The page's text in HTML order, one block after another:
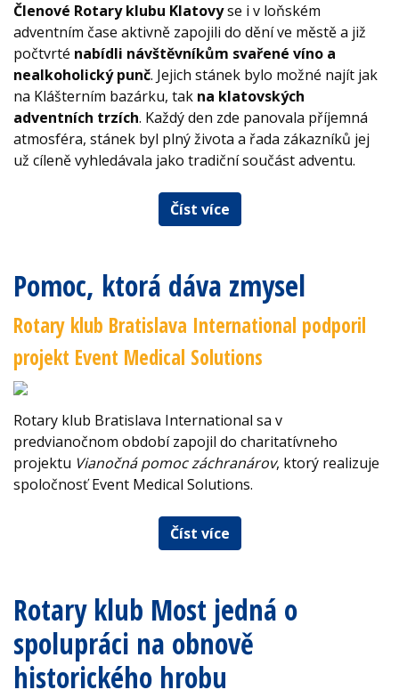
Členové Rotary klubu Klatovyse i v loňském
adventním čase aktivně zapojili do dění ve městě a již
počtvrté nabídli návštěvníkům svařené víno a
nealkoholický punč. Jejich stánek bylo možné najít jak
na Klášterním bazárku, tak na klatovských
adventních trzích. Každý den zde panovala příjemná
atmosféra, stánek byl plný života a řada zákazníků jej
už cíleně vyhledávala jako tradiční součást adventu.
Číst více
Pomoc, ktorá dáva zmysel
Rotary klub Bratislava International podporil
projekt Event Medical Solutions
Rotary klub Bratislava International sa v
predvianočnom období zapojil do charitatívneho
projektu Vianočná pomoc záchranárov, ktorý realizuje
spoločnosť Event Medical Solutions.
Číst více
Rotary klub Most jedná o
spolupráci na obnově
historického hrobu